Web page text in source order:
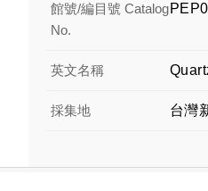
館號/編目號 Catalog
No.
英文名稱
採集地 台灣